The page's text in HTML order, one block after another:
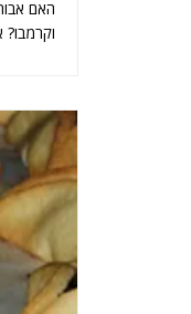
האם